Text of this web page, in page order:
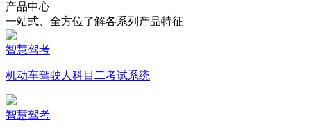
产品中心
一站式、全方位了解各系列产品特征
智慧驾考
机动车驾驶人科目二考试系统
智慧驾考